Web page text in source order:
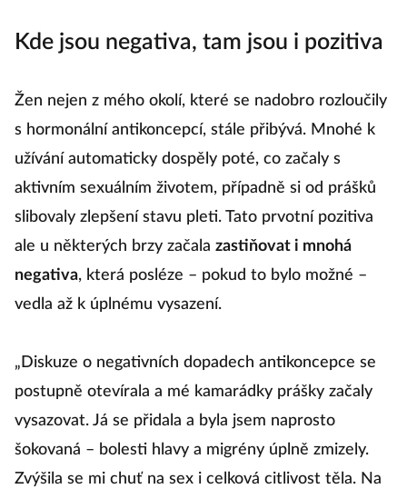
Kde jsou negativa, tam jsou i pozitiva
Žen nejen z mého okolí, které se nadobro rozloučily
s hormonální antikoncepcí, stále přibývá. Mnohé k
užívání automaticky dospěly poté, co začaly s
aktivním sexuálním životem, případně si od prášků
slibovaly zlepšení stavu pleti. Tato prvotní pozitiva
ale u některých brzy začala zastiňovat i mnohá
negativa, která posléze – pokud to bylo možné –
vedla až k úplnému vysazení.
„Diskuze o negativních dopadech antikoncepce se
postupně otevírala a mé kamarádky prášky začaly
vysazovat. Já se přidala a byla jsem naprosto
šokovaná – bolesti hlavy a migrény úplně zmizely.
Zvýšila se mi chuť na sex i celková citlivost těla. Na